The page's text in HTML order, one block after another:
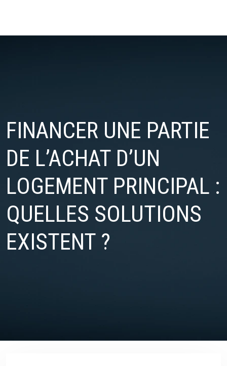
FINANCER UNE PARTIE
DE L’ACHAT D’UN
LOGEMENT PRINCIPAL :
QUELLES SOLUTIONS
EXISTENT ?